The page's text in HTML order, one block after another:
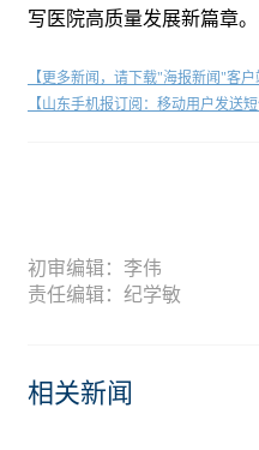
写医院高质量发展新篇章。
【更多新闻，请下载"海报新闻"客户
【山东手机报订阅：移动用户发送短
初审编辑：李伟
责任编辑：纪学敏
相关新闻